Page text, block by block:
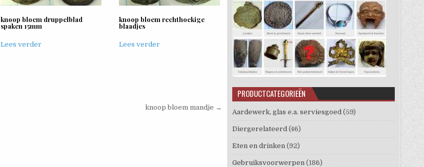
knoop bloem druppelblad
spaken 15mm
Lees verder
knoop bloem rechthoekige
blaadjes
Lees verder
knoop bloem mandje →
PRODUCTCATEGORIEËN
Aardewerk, glas e.a. serviesgoed (59)
Diergerelateerd (46)
Eten en drinken (92)
Gebruiksvoorwerpen (186)